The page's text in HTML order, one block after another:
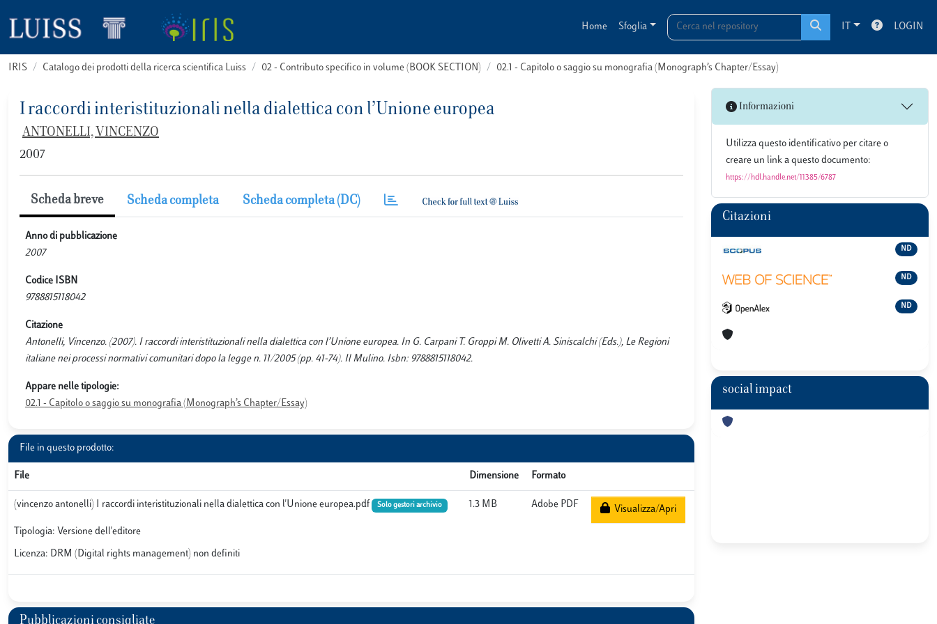
Home Sfoglia IT LOGIN
IRIS Catalogo dei prodotti della ricerca scientifica Luiss 02 - Contributo specifico in volume (BOOK SECTION) 02.1 - Capitolo o saggio su monografia (Monograph’s Chapter/Essay)
I raccordi interistituzionali nella dialettica con l’Unione europea
ANTONELLI, VINCENZO
2007
Scheda breve Scheda completa Scheda completa (DC)
Anno di pubblicazione
2007
Codice ISBN
9788815118042
Citazione
Antonelli, Vincenzo. (2007). I raccordi interistituzionali nella dialettica con l’Unione europea. In G. Carpani T. Groppi M. Olivetti A. Siniscalchi (Eds.), Le Regioni
italiane nei processi normativi comunitari dopo la legge n. 11/2005 (pp. 41-74). Il Mulino. Isbn: 9788815118042.
Appare nelle tipologie:
02.1 - Capitolo o saggio su monografia (Monograph’s Chapter/Essay)
File in questo prodotto:
File Dimensione Formato
(vincenzo antonelli) I raccordi interistituzionali nella dialettica con l'Unione europea.pdf Solo gestori archivio
Tipologia: Versione dell'editore
Licenza: DRM (Digital rights management) non definiti
1.3 MB Adobe PDF Visualizza/Apri
Pubblicazioni consigliate
Informazioni
Utilizza questo identificativo per citare o
creare un link a questo documento:
https://hdl.handle.net/11385/6787
Citazioni
ND
ND
ND
social impact